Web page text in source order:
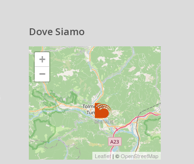
Dove Siamo
+
−
Leaflet| ©OpenStreetMap